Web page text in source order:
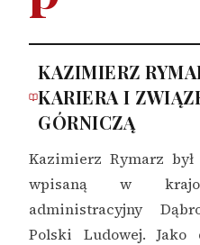
KAZIMIERZ
KARIERA I
GÓRNICZĄ
Kazimierz Rymarz
wpisaną w
administracyjny
Polski Ludowej. Jako